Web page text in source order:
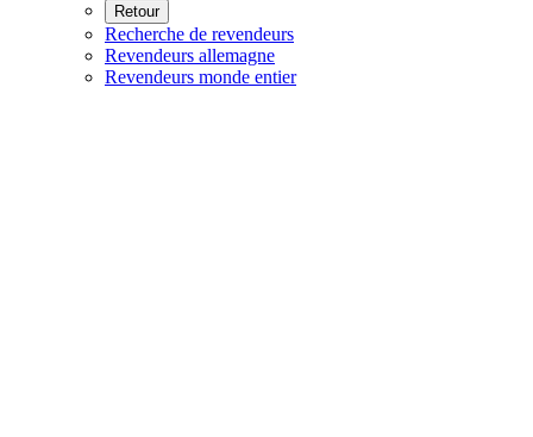
Retour
Recherche de revendeurs
Revendeurs allemagne
Revendeurs monde entier